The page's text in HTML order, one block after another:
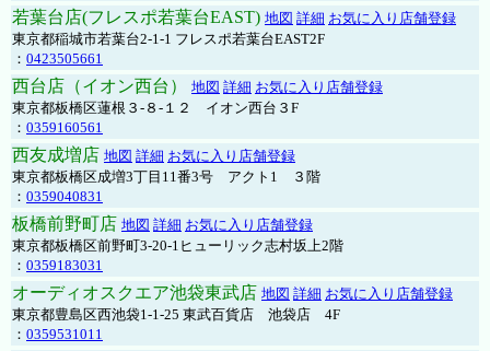
若葉台店(フレスポ若葉台EAST) 地図 詳細 お気に入り店舗登録
東京都稲城市若葉台2-1-1 フレスポ若葉台EAST2F
： 0423505661
西台店（イオン西台） 地図 詳細 お気に入り店舗登録
東京都板橋区蓮根３-８-１２ イオン西台３F
： 0359160561
西友成増店 地図 詳細 お気に入り店舗登録
東京都板橋区成増3丁目11番3号 アクト1 ３階
： 0359040831
板橋前野町店 地図 詳細 お気に入り店舗登録
東京都板橋区前野町3-20-1ヒューリック志村坂上2階
： 0359183031
オーディオスクエア池袋東武店 地図 詳細 お気に入り店舗登録
東京都豊島区西池袋1-1-25 東武百貨店 池袋店 4F
： 0359531011